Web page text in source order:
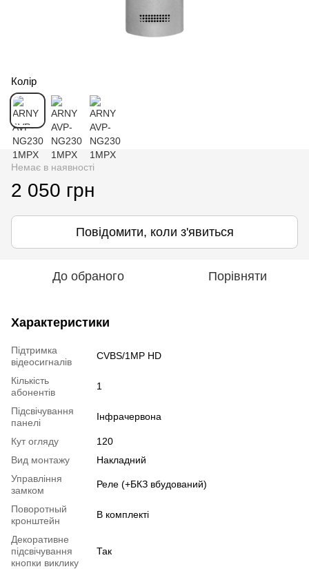
Колір
Немає в наявності
2 050 грн
Повідомити, коли з'явиться
До обраного Порівняти
Характеристики
Підтримка
відеосигналів
CVBS/1MP HD
Кількість
абонентів
1
Підсвічування
панелі
Інфрачервона
Кут огляду
120
Вид монтажу
Накладний
Управління
замком
Реле (+БКЗ вбудований)
Поворотный
кронштейн
В комплекті
Декоративне
підсвічування
кнопки виклику
Так